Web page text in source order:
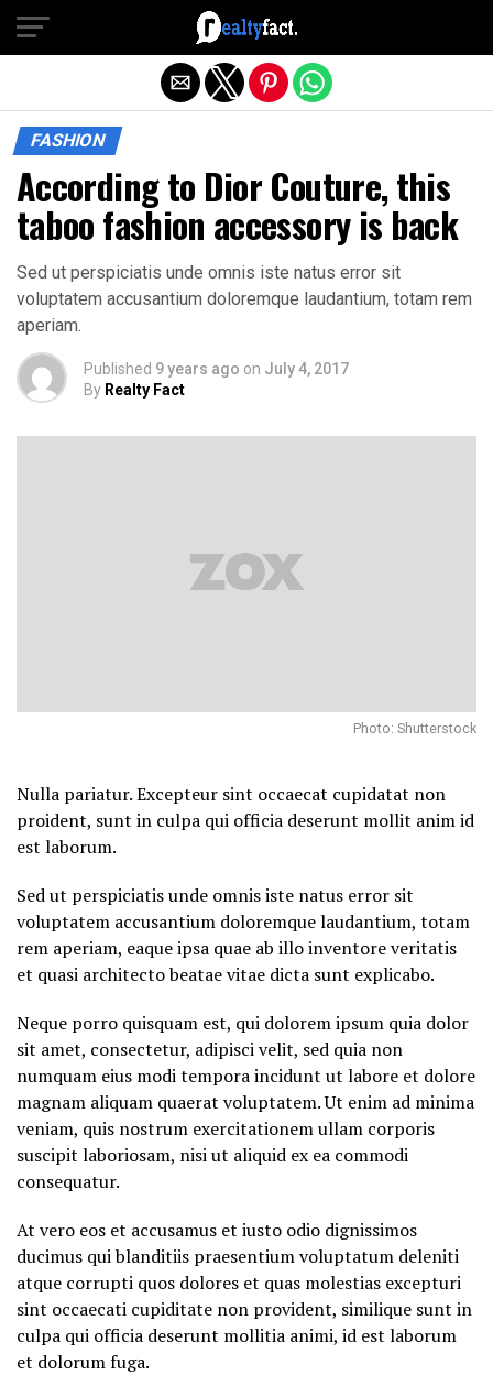
FASHION
According to Dior Couture, this
taboo fashion accessory is back
Sed ut perspiciatis unde omnis iste natus error sit
voluptatem accusantium doloremque laudantium, totam rem
aperiam.
Published 9 years ago on July 4, 2017
By Realty Fact
Photo: Shutterstock
Nulla pariatur. Excepteur sint occaecat cupidatat non
proident, sunt in culpa qui officia deserunt mollit anim id
est laborum.
Sed ut perspiciatis unde omnis iste natus error sit
voluptatem accusantium doloremque laudantium, totam
rem aperiam, eaque ipsa quae ab illo inventore veritatis
et quasi architecto beatae vitae dicta sunt explicabo.
Neque porro quisquam est, qui dolorem ipsum quia dolor
sit amet, consectetur, adipisci velit, sed quia non
numquam eius modi tempora incidunt ut labore et dolore
magnam aliquam quaerat voluptatem. Ut enim ad minima
veniam, quis nostrum exercitationem ullam corporis
suscipit laboriosam, nisi ut aliquid ex ea commodi
consequatur.
At vero eos et accusamus et iusto odio dignissimos
ducimus qui blanditiis praesentium voluptatum deleniti
atque corrupti quos dolores et quas molestias excepturi
sint occaecati cupiditate non provident, similique sunt in
culpa qui officia deserunt mollitia animi, id est laborum
et dolorum fuga.
Exit mobile version